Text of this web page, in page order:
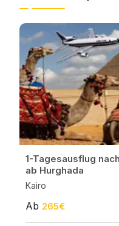
1-Tagesausflug
ab Hurghada
Kairo
Ab 265€